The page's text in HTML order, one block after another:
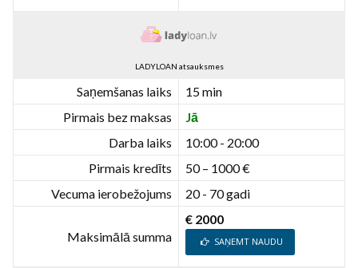
LADYLOAN atsauksmes
Saņemšanas laiks
15 min
Pirmais bez maksas
Jā
Darba laiks
10:00 - 20:00
Pirmais kredīts
50 – 1000 €
Vecuma ierobežojums
20 - 70 gadi
Maksimālā summa
€ 2000
SAŅEMT NAUDU